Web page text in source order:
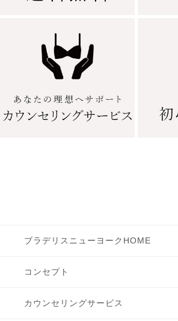
ブラデリスニューヨークHOME
コンセプト
カウンセリングサービス